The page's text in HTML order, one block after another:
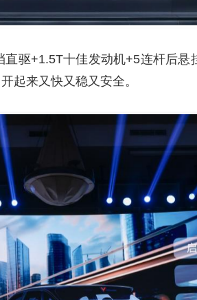
驱+1.5T十佳发动机+5连杆后悬
起来又快又稳又安全。